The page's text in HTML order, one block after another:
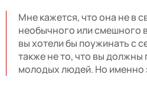
Мне кажется, что она не в
необычного или смешного
вы хотели бы поужинать с
также не то, что вы должны
молодых людей. Но именно